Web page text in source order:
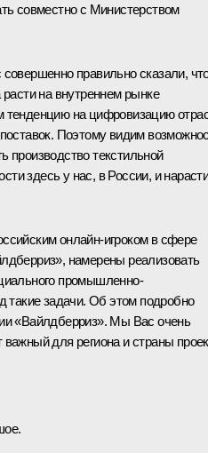
совместно с Министерством
правильно сказали,
на внутреннем рынке
на цифровизацию
Поэтому видим
производство текстильной
здесь у нас, в России, и
онлайн-игроком в сфере
намерены реализовать
промышленно-
такие задачи. Об этом подробно
«Вайлдберриз». Мы Вас очень
для региона и страны